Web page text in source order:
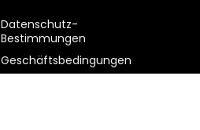
Datenschutz-
Bestimmungen
Geschäftsbedingungen